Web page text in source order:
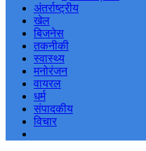
अंतर्राष्ट्रीय
खेल
बिजनेस
तकनीकी
स्वास्थ्य
मनोरंजन
वायरल
धर्म
संपादकीय
विचार